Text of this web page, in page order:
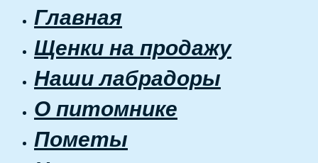
Главная
Щенки на продажу
Наши лабрадоры
О питомнике
Пометы